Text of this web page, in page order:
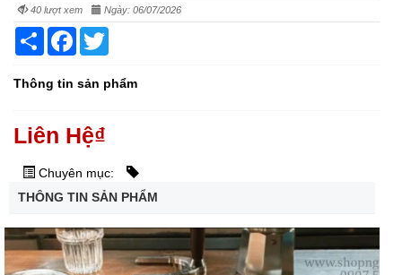
40 lượt xem Ngày: 06/07/2026
Share Facebook
Thông tin sản phẩm
Liên Hệ₫
Chuyên mục:
THÔNG TIN SẢN PHẨM